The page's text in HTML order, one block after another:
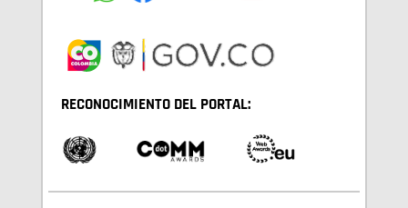
RECONOCIMIENTO DEL PORTAL: